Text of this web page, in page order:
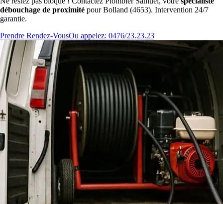
débouchage de proximité pour Bolland (4653). Intervention 24/7
garantie.
Prendre Rendez-VousOu appelez: 0476/23.23.23